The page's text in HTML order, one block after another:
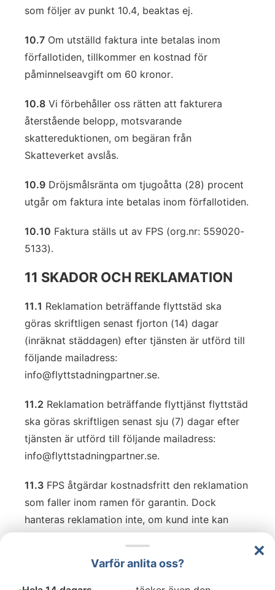
som följer av punkt 10.4, beaktas ej.
10.7 Om utställd faktura inte betalas inom
förfallotiden, tillkommer en kostnad för
påminnelseavgift om 60 kronor.
10.8 Vi förbehåller oss rätten att fakturera
återstående belopp, motsvarande
skattereduktionen, om begäran från
Skatteverket avslås.
10.9 Dröjsmålsränta om tjugoåtta (28) procent
utgår om faktura inte betalas inom förfallotiden.
10.10 Faktura ställs ut av FPS (org.nr: 559020-
5133).
11 SKADOR OCH REKLAMATION
11.1 Reklamation beträffande flyttstäd ska
göras skriftligen senast fjorton (14) dagar
(inräknat städdagen) efter tjänsten är utförd till
följande mailadress:
info@flyttstadningpartner.se.
11.2 Reklamation beträffande flyttjänst flyttstäd
ska göras skriftligen senast sju (7) dagar efter
tjänsten är utförd till följande mailadress:
info@flyttstadningpartner.se.
11.3 FPS åtgärdar kostnadsfritt den reklamation
som faller inom ramen för garantin. Dock
hanteras reklamation inte, om kund inte kan
första hand åtgärda reklamationen på egen
×
Varför anlita oss?